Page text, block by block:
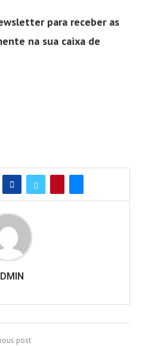
para receber as
na sua caixa de
post